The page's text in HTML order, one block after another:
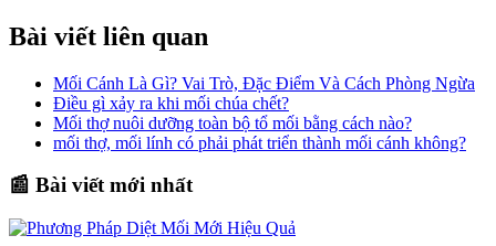
Bài viết liên quan
Mối Cánh Là Gì? Vai Trò, Đặc Điểm Và Cách Phòng Ngừa
Điều gì xảy ra khi mối chúa chết?
Mối thợ nuôi dưỡng toàn bộ tổ mối bằng cách nào?
mối thợ, mối lính có phải phát triển thành mối cánh không?
📰 Bài viết mới nhất